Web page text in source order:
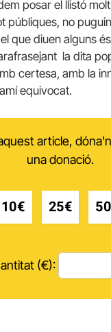
posar el llistó
públiques, no
que diuen alguns és
la dita
certesa, amb la
equivocat.
article,
una donació.
10€ 25€
(€):